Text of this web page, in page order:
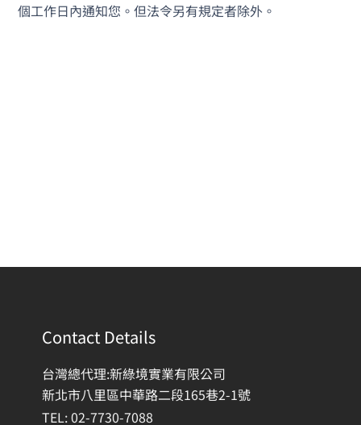
個工作日內通知您。但法令另有規定者除外。
Contact Details
台灣總代理:新綠境實業有限公司
新北市八里區中華路二段165巷2-1號
TEL: 02-7730-7088